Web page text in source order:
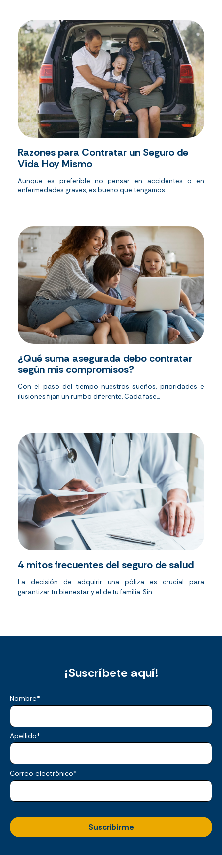
Razones para Contratar un Seguro de
Vida Hoy Mismo
Aunque es preferible no pensar en accidentes o en
enfermedades graves, es bueno que tengamos...
¿Qué suma asegurada debo contratar
según mis compromisos?
Con el paso del tiempo nuestros sueños, prioridades e
ilusiones fijan un rumbo diferente. Cada fase...
4 mitos frecuentes del seguro de salud
La decisión de adquirir una póliza es crucial para
garantizar tu bienestar y el de tu familia. Sin...
¡Suscríbete aquí!
Nombre*
Apellido*
Correo electrónico*